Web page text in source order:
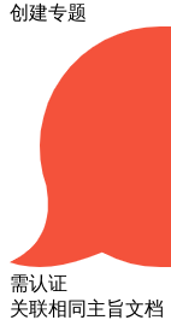
创建专题
需认证
关联相同主旨文档